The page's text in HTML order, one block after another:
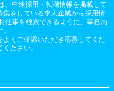
、中途採用・転職情報を掲載して
集をしている求人企業から採用情
仕事を検索できるように、事務局
くご確認いただき応募してくだ
ださい。